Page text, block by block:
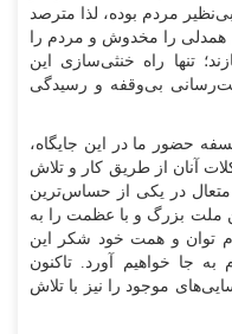
مردم بوده، لذا مترصد
همدلی را مخدوش و مردم را
تنها راه خنثی‌سازی این
بی‌وقفه و رسیدگی
حضور ما در این جایگاه،
آنان از طریق کار و تلاش
متعال در یکی از حساس‌ترین
ملت بزرگ و با عظمت را به
توان و همت خود شکر این
جا خواهیم آورد. تاکنون
موجود را نیز با تلاش